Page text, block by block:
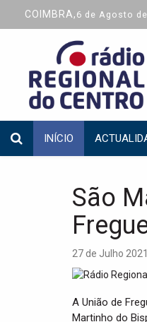
COIMBRA, 6 de Agosto
INÍCIO
São
27 de Julho 2021
A União de
Martinho do